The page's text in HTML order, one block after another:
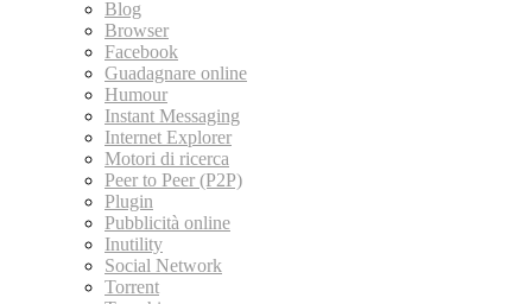
Blog
Browser
Facebook
Guadagnare online
Humour
Instant Messaging
Internet Explorer
Motori di ricerca
Peer to Peer (P2P)
Plugin
Pubblicità online
Inutility
Social Network
Torrent